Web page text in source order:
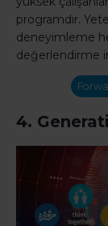
programdır.
deneyimleme
değerlendirme
4.